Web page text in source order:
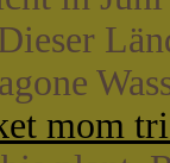
mom